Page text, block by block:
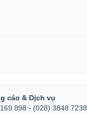
cáo & Dịch vụ
898 - (028) 3848 7238